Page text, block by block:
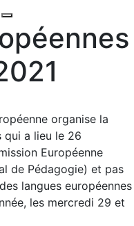
Chercher
organise la
qui a lieu le 26
Européenne
de Pédagogie) et pas
langues européennes
les mercredi 29 et